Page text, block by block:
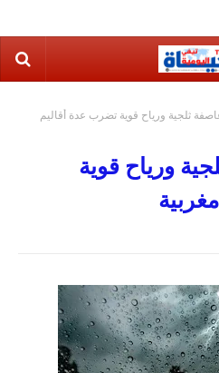
ثلجية ورياح قوية تضرب عدة أقاليم
ورياح قوية